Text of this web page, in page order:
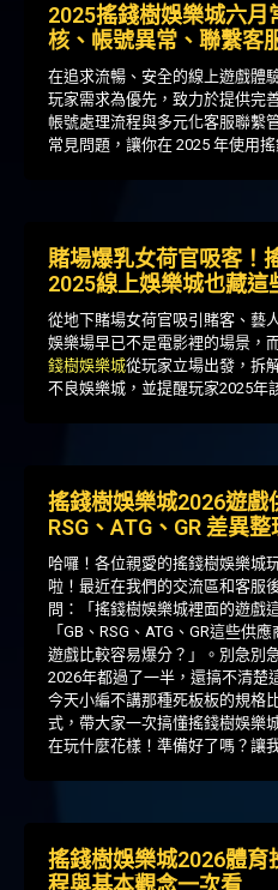
2025搖錢樹娛樂城六
核、帳號異常、聯繫客
在追求流暢、安全的線上遊戲體
玩家需求為優先，致力於提供完
帳號處理流程與多元化客服聯繫
常見問題，讓你在 2025 年使用
賭場爆乳女荷官吸客！
2025線上娛樂城也藏這
從地下賭場女荷官吸引賭客、藝
娛樂場早已不是電影裡的場景，
錢樹娛樂城從玩家立場出發，拆
不良娛樂城，並提醒玩家2025年
搖錢樹娛樂城2026遊戲
RSG、ATG、GR 差異整
哈囉！各位親愛的搖錢樹娛樂城
啦！最近在我們的交流區和客服
問：「搖錢樹娛樂城裡面的遊戲
「GB、RSG、ATG、GR這些供
遊戲比較容易爆分？」。別急別
2026年都過了一半，還搞不清楚
今天小編不講那種死板板的規格
式，帶大家一次搞懂搖錢樹娛樂
在玩什麼花樣！準備好了嗎？讓
搖錢樹娛樂城2026體育
程與基本觀念一次看